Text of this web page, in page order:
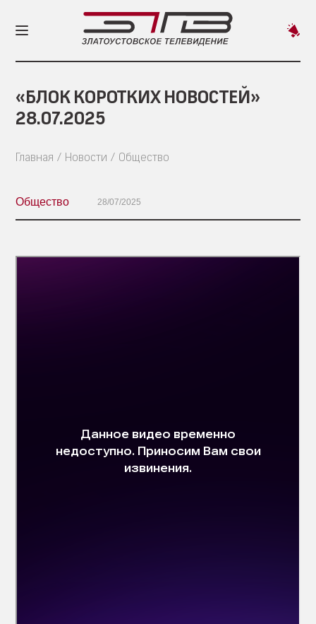
«БЛОК КОРОТКИХ НОВОСТЕЙ»
28.07.2025
Главная Новости Общество
Общество 28/07/2025